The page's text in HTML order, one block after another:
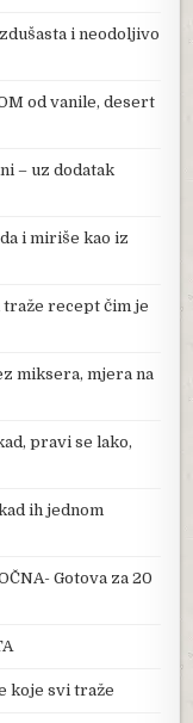
i neodoljivo
od vanile, desert
– uz dodatak
i miriše kao iz
traže recept čim je
miksera, mjera na
pravi se lako,
ih jednom
Gotova za 20
koje svi traže